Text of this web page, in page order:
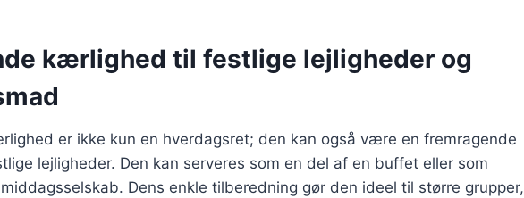
kærlighed til festlige lejligheder og
er ikke kun en hverdagsret; den kan også være en fremragende
lejligheder. Den kan serveres som en del af en buffet eller som
Dens enkle tilberedning gør den ideel til større grupper,